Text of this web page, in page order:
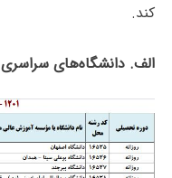
کند.
الف. دانشگاه‌های سراسری